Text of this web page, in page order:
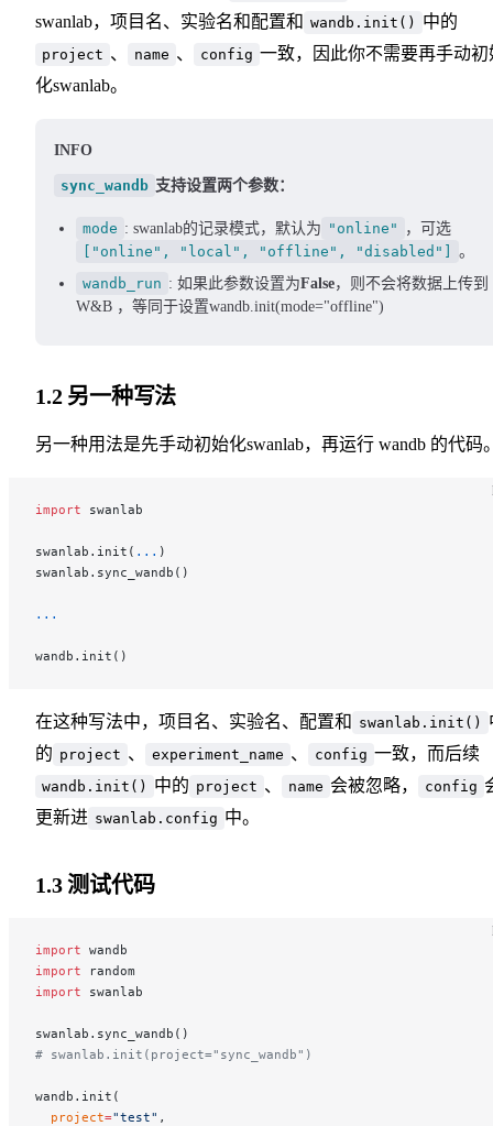
swanlab，项目名、实验名和配置和 wandb.init() 中的
project 、 name 、 config 一致，因此你不需要再手动初
化swanlab。
INFO
sync_wandb 支持设置两个参数：
mode : swanlab的记录模式，默认为 "online"
，可选
["online", "local", "offline", "disabled"]
。
wandb_run : 如果此参数设置为False，则不会将数据上传到
W&B ，等同于设置wandb.init(mode="offline")
1.2 另一种写法
另一种用法是先手动初始化swanlab，再运行 wandb 的代码
import swanlab
swanlab.init( ... )
swanlab.sync_wandb()
...
wandb.init()
在这种写法中，项目名、实验名、配置和 swanlab.init()
的 project 、 experiment_name 、 config 一致，而后续
wandb.init() 中的 project 、 name 会被忽略， config
更新进 swanlab.config 中。
1.3 测试代码
import wandb
import random
import swanlab
swanlab.sync_wandb()
# swanlab.init(project="sync_wandb")
wandb.init(
  project
="test" ,